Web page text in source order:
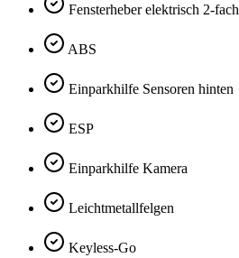
Fensterheber elektrisch 2-fach
ABS
Einparkhilfe Sensoren hinten
ESP
Einparkhilfe Kamera
Leichtmetallfelgen
Keyless-Go